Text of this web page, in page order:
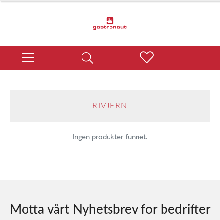
RIVJERN
Ingen produkter funnet.
Motta vårt Nyhetsbrev for bedrifter